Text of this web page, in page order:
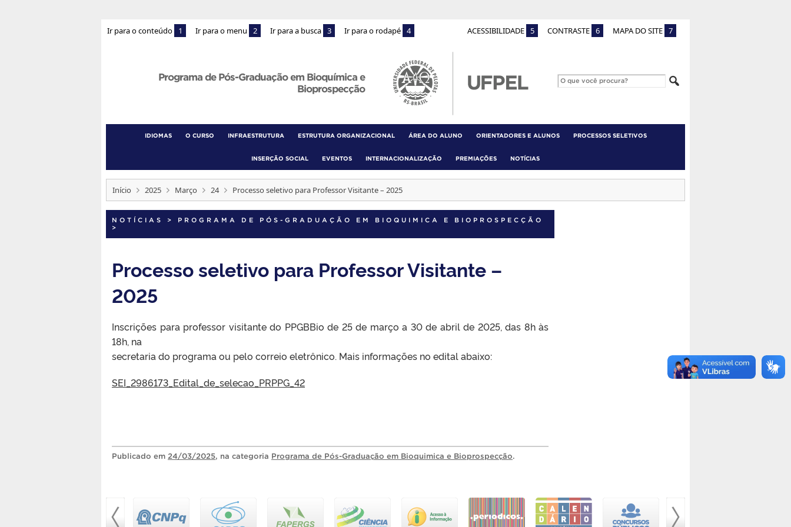
Ir para o conteúdo 1 Ir para o menu 2 Ir para a busca 3 Ir para o rodapé 4 ACESSIBILIDADE 5 CONTRASTE 6 MAPA DO SITE 7
Programa de Pós-Graduação em Bioquímica e
Bioprospecção
IDIOMAS O CURSO INFRAESTRUTURA ESTRUTURA ORGANIZACIONAL ÁREA DO ALUNO ORIENTADORES E ALUNOS PROCESSOS SELETIVOS
INSERÇÃO SOCIAL EVENTOS INTERNACIONALIZAÇÃO PREMIAÇÕES NOTÍCIAS
Início 2025 Março 24 Processo seletivo para Professor Visitante – 2025
NOTÍCIAS > PROGRAMA DE PÓS-GRADUAÇÃO EM BIOQUIMICA E BIOPROSPECÇÃO
>
Processo seletivo para Professor Visitante –
2025
Inscrições para professor visitante do PPGBBio de 25 de março a 30 de abril de 2025, das 8h às
18h, na
secretaria do programa ou pelo correio eletrônico. Mais informações no edital abaixo:
SEI_2986173_Edital_de_selecao_PRPPG_42
Publicado em 24/03/2025, na categoria Programa de Pós-Graduação em Bioquimica e Bioprospecção.